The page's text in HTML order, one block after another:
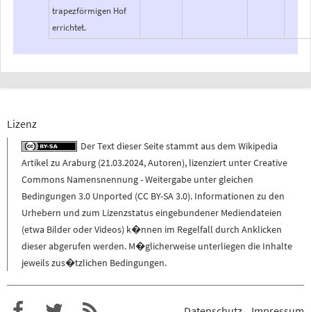
trapezförmigen Hof
errichtet.
Lizenz
Der Text dieser Seite stammt aus dem Wikipedia
Artikel zu Araburg (21.03.2024,Autoren), lizenziert unterCreative
Commons Namensnennung - Weitergabe unter gleichen
Bedingungen 3.0 Unported (CC BY-SA 3.0). Informationen zu den
Urhebern und zum Lizenzstatus eingebundener Mediendateien
(etwa Bilder oder Videos) k�nnen im Regelfall durch Anklicken
dieser abgerufen werden. M�glicherweise unterliegen die Inhalte
jeweils zus�tzlichen Bedingungen.